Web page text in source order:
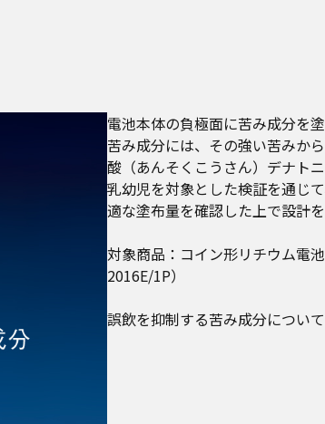
電池本体の負極面に苦み成分を
苦み成分には、その強い苦みか
酸（あんそくこうさん）デナト
乳幼児を対象とした検証を通じ
適な塗布量を確認した上で設計を
対象商品：コイン形リチウム電
2016E/1P）
誤飲を抑制する苦み成分につい